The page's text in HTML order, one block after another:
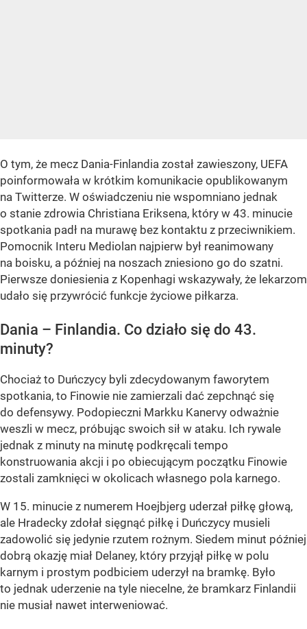
O tym, że mecz Dania-Finlandia został zawieszony, UEFA
poinformowała w krótkim komunikacie opublikowanym
na Twitterze. W oświadczeniu nie wspomniano jednak
o stanie zdrowia Christiana Eriksena, który w 43. minucie
spotkania padł na murawę bez kontaktu z przeciwnikiem.
Pomocnik Interu Mediolan najpierw był reanimowany
na boisku, a później na noszach zniesiono go do szatni.
Pierwsze doniesienia z Kopenhagi wskazywały, że lekarzom
udało się przywrócić funkcje życiowe piłkarza.
Dania – Finlandia. Co działo się do 43.
minuty?
Chociaż to Duńczycy byli zdecydowanym faworytem
spotkania, to Finowie nie zamierzali dać zepchnąć się
do defensywy. Podopieczni Markku Kanervy odważnie
weszli w mecz, próbując swoich sił w ataku. Ich rywale
jednak z minuty na minutę podkręcali tempo
konstruowania akcji i po obiecującym początku Finowie
zostali zamknięci w okolicach własnego pola karnego.
W 15. minucie z numerem Hoejbjerg uderzał piłkę głową,
ale Hradecky zdołał sięgnąć piłkę i Duńczycy musieli
zadowolić się jedynie rzutem rożnym. Siedem minut później
dobrą okazję miał Delaney, który przyjął piłkę w polu
karnym i prostym podbiciem uderzył na bramkę. Było
to jednak uderzenie na tyle niecelne, że bramkarz Finlandii
nie musiał nawet interweniować.